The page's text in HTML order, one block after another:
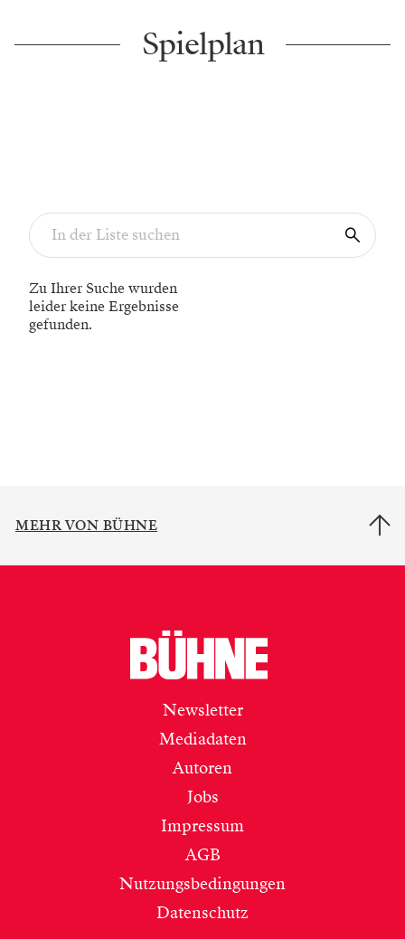
Spielplan
Zu Ihrer Suche wurden
leider keine Ergebnisse
gefunden.
MEHR VON BÜHNE
Newsletter
Mediadaten
Autoren
Jobs
Impressum
AGB
Nutzungsbedingungen
Datenschutz